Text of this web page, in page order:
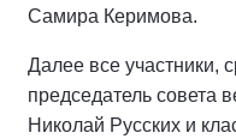
Самира Керимова.
Далее все участники,
председатель совета
Николай Русских и